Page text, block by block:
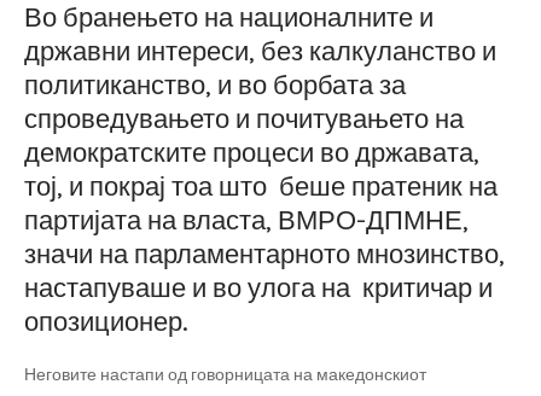
Во бранењето на националните и
државни интереси, без калкуланство и
политиканство, и во борбата за
спроведувањето и почитувањето на
демократските процеси во државата,
тој, и покрај тоа што беше пратеник на
партијата на власта, ВМРО-ДПМНЕ,
значи на парламентарното мнозинство,
настапуваше и во улога на критичар и
опозиционер.
Неговите настапи од говорницата на македонскиот